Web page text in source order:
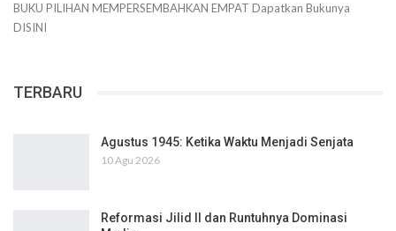
BUKU PILIHAN MEMPERSEMBAHKAN EMPAT Dapatkan Bukunya
DISINI
TERBARU
Agustus 1945: Ketika Waktu Menjadi Senjata
10 Agu 2026
Reformasi Jilid II dan Runtuhnya Dominasi